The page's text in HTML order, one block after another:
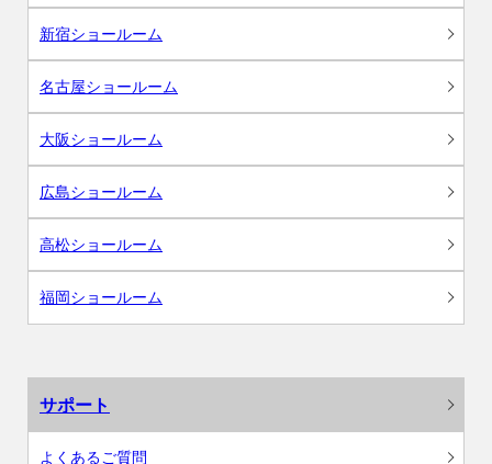
新宿ショールーム
名古屋ショールーム
大阪ショールーム
広島ショールーム
高松ショールーム
福岡ショールーム
サポート
よくあるご質問